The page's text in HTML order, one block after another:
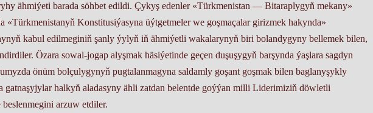
ähmiýeti barada söhbet edildi. Çykyş edenler «Türkmenistan — Bitaraplygyň mekany»
«Türkmenistanyň Konstitusiýasyna üýtgetmeler we goşmaçalar girizmek hakynda»
kabul edilmeginiň şanly ýylyň iň ähmiýetli wakalarynyň biri bolandygyny bellemek bilen,
Özara sowal-jogap alyşmak häsiýetinde geçen duşuşygyň barşynda ýaşlara sagdyn
önüm bolçulygynyň pugtalanmagyna saldamly goşant goşmak bilen baglanyşykly
gatnaşyjylar halkyň aladasyny ähli zatdan belentde goýýan milli Liderimiziň döwletli
arzuw etdiler.